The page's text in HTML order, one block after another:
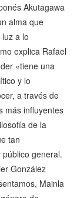
Akutagawa
alma que
a lo
explica Rafael
«tiene una
y lo
a través de
más influyentes
de la
tan
general.
González
Mainla